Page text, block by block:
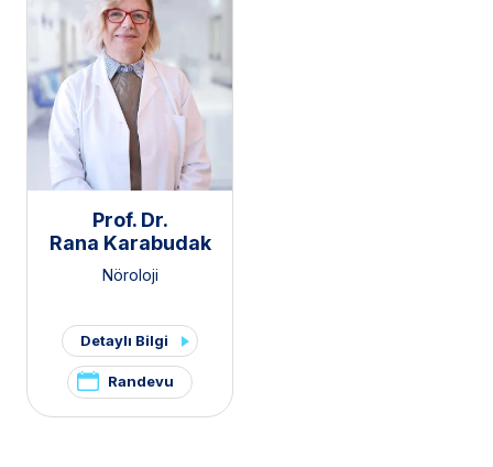
Prof. Dr.
Rana Karabudak
Nöroloji
Detaylı Bilgi
Randevu